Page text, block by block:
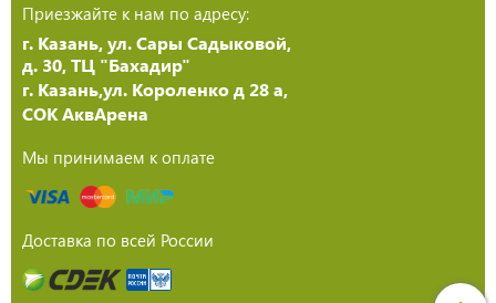
Приезжайте к нам по адресу:
г. Казань, ул. Сары Садыковой,
д. 30, ТЦ "Бахадир"
г. Казань,ул. Короленко д 28 а,
СОК АквАрена
Мы принимаем к оплате
Доставка по всей России